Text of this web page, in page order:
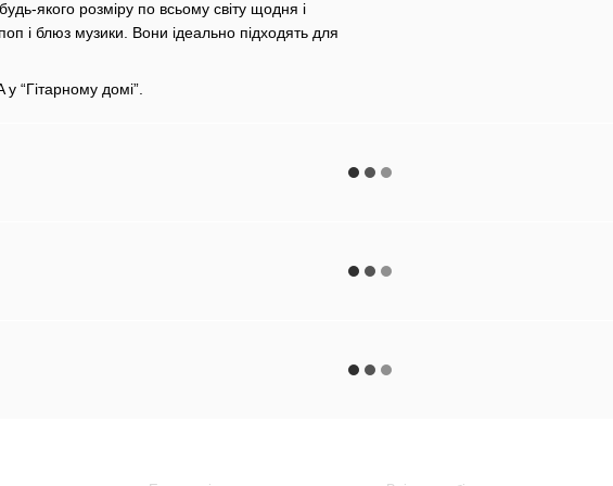
якого розміру по всьому світу щодня і
і блюз музики. Вони ідеально підходять для
“Гітарному домі”.